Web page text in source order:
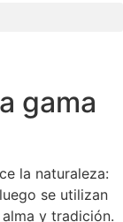
gama
la naturaleza:
se utilizan
y tradición.